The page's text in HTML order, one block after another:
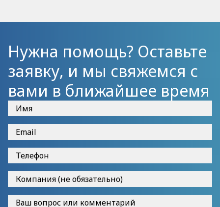
Нужна помощь? Оставьте
заявку, и мы свяжемся с
вами в ближайшее время